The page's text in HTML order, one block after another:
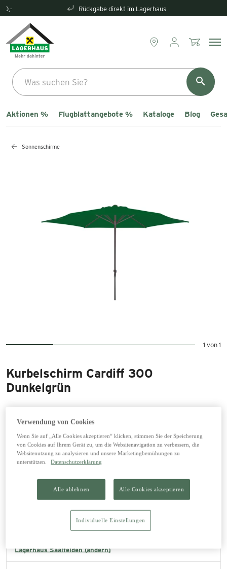
Rückgabe direkt im Lagerhaus
Aktionen % Flugblattangebote % Kataloge Blog
Sonnenschirme
1 von 1
Kurbelschirm Cardiff 300
Dunkelgrün
99,99 €
inkl. 20% MwSt zzgl. Versand
In den Warenkorb legen
Abholung im Lagerhaus
Lagerhaus Saalfelden (ändern)
Verwendung von Cookies
Wenn Sie auf „Alle Cookies akzeptieren“ klicken, stimmen Sie der Speicherung
von Cookies auf Ihrem Gerät zu, um die Websitenavigation zu verbessern, die
Websitenutzung zu analysieren und unsere Marketingbemühungen zu
unterstützen.
Datenschutzerklärung
Alle ablehnen Alle Cookies akzeptieren
Individuelle Einstellungen